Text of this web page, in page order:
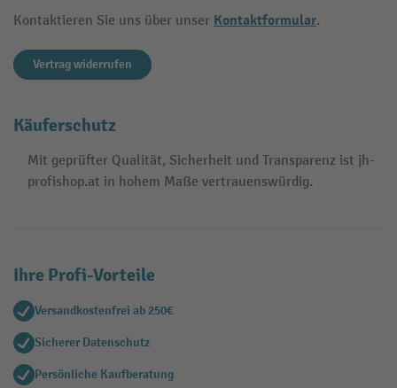
Kontaktieren Sie uns über unser Kontaktformular.
Vertrag widerrufen
Käuferschutz
Mit geprüfter Qualität, Sicherheit und Transparenz ist jh-
profishop.at in hohem Maße vertrauenswürdig.
Ihre Profi-Vorteile
Versandkostenfrei ab 250€
Sicherer Datenschutz
Persönliche Kaufberatung